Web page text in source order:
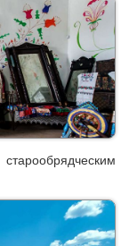
прием в доме у
семейских
вместе с гостями.
музей быта
храма и